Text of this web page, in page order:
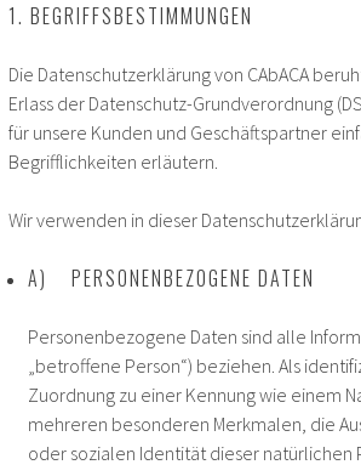
1. BEGRIFFSBESTIMMUNGEN
Die Datenschutzerklärung von CAbACA
Erlass der Datenschutz-Grundverordnung
für unsere Kunden und Geschäftspartner
Begrifflichkeiten erläutern.
Wir verwenden in dieser
A) PERSONENBEZOGENE DATEN
Personenbezogene Daten sind alle
„betroffene Person“) beziehen. Als
Zuordnung zu einer Kennung wie einem
mehreren besonderen Merkmalen, die
oder sozialen Identität dieser natürlichen